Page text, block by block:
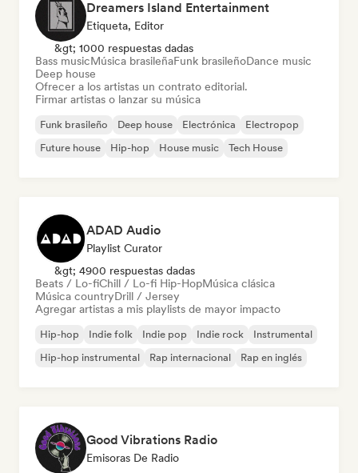
Dreamers Island Entertainment
Etiqueta, Editor
&gt; 1000 respuestas dadas
Bass musicMúsica brasileñaFunk brasileñoDance music
Deep house
Ofrecer a los artistas un contrato editorial.
Firmar artistas o lanzar su música
Funk brasileño Deep house Electrónica
Electropop
Future house
Hip-hop House music Tech House
ADAD Audio
Playlist Curator
&gt; 4900 respuestas dadas
Beats / Lo-fiChill / Lo-fi Hip-HopMúsica clásica
Música countryDrill / Jersey
Agregar artistas a mis playlists de mayor impacto
Hip-hop Indie folk Indie pop Indie rock
Instrumental
Hip-hop instrumental
Rap internacional Rap en inglés
Good Vibrations Radio
Emisoras De Radio